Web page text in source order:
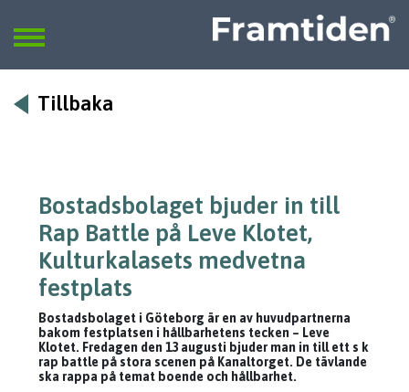
SÖK
Tillbaka
Bostadsbolaget bjuder in till
Rap Battle på Leve Klotet,
Kulturkalasets medvetna
festplats
Bostadsbolaget i Göteborg är en av huvudpartnerna
bakom festplatsen i hållbarhetens tecken – Leve
Klotet. Fredagen den 13 augusti bjuder man in till ett s k
rap battle på stora scenen på Kanaltorget. De tävlande
ska rappa på temat boende och hållbarhet.